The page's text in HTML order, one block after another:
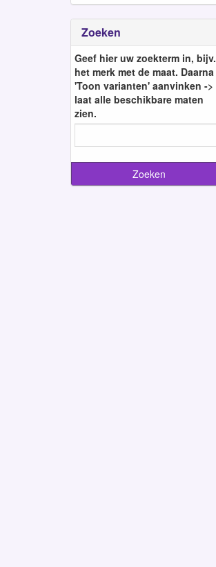
Zoeken
Geef hier uw zoekterm in, bijv.
het merk met de maat. Daarna
'Toon varianten' aanvinken ->
laat alle beschikbare maten
zien.